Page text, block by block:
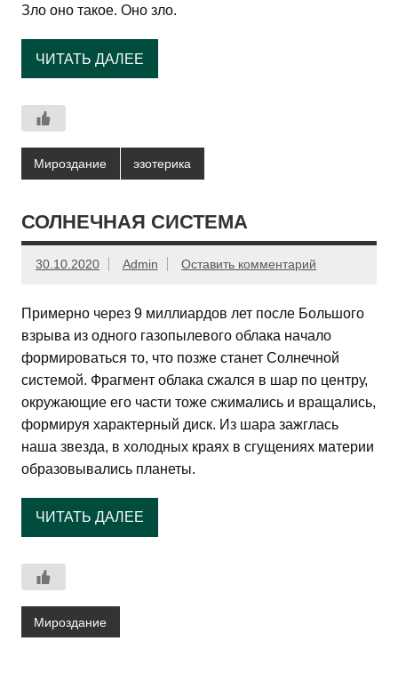
Зло оно такое. Оно зло.
ЧИТАТЬ ДАЛЕЕ
Мироздание эзотерика
СОЛНЕЧНАЯ СИСТЕМА
30.10.2020 Admin Оставить комментарий
Примерно через 9 миллиардов лет после Большого
взрыва из одного газопылевого облака начало
формироваться то, что позже станет Солнечной
системой. Фрагмент облака сжался в шар по центру,
окружающие его части тоже сжимались и вращались,
формируя характерный диск. Из шара зажглась
наша звезда, в холодных краях в сгущениях материи
образовывались планеты.
ЧИТАТЬ ДАЛЕЕ
Мироздание